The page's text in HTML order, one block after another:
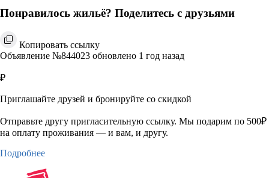
Понравилось жильё? Поделитесь с друзьями
Копировать ссылку
Объявление №844023 обновлено 1 год назад
₽
Приглашайте друзей и бронируйте со скидкой
Отправьте другу пригласительную ссылку. Мы подарим по 500₽
на оплату проживания — и вам, и другу.
Подробнее